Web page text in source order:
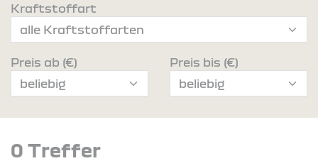
Kraftstoffart
Preis ab (€) Preis bis (€)
0 Treffer